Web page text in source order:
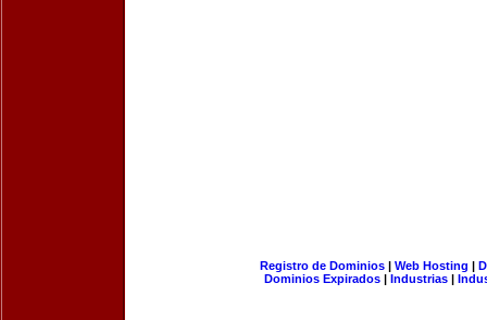
Registro de Dominios| Web Hosting |
Dominios Expirados | Industrias |